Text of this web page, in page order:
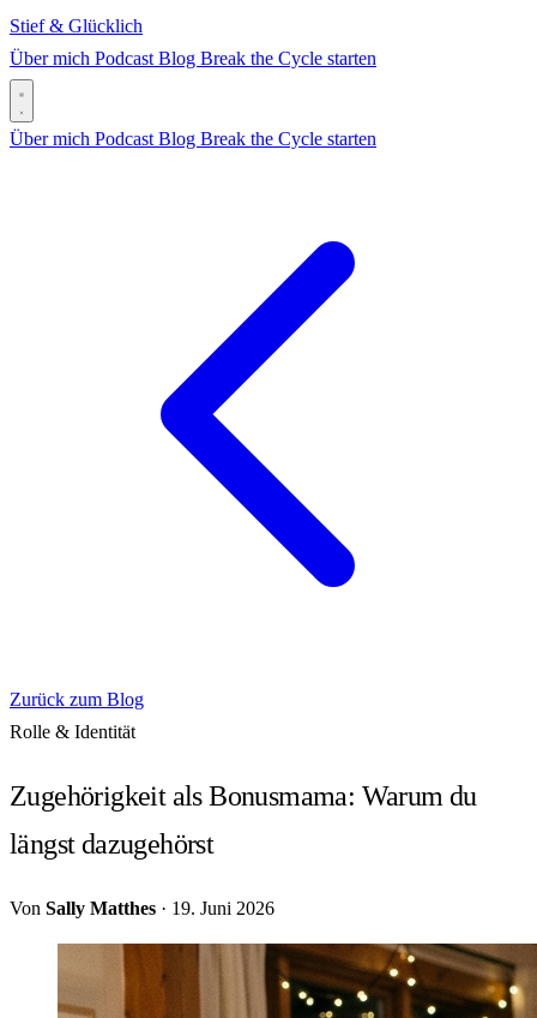
Stief & Glücklich
Über mich Podcast Blog Break the Cycle starten
Über mich Podcast Blog Break the Cycle starten
Zurück zum Blog
Rolle & Identität
Zugehörigkeit als Bonusmama: Warum du
längst dazugehörst
Von Sally Matthes · 19. Juni 2026